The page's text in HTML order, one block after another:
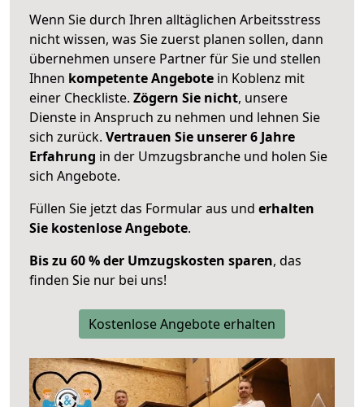
Wenn Sie durch Ihren alltäglichen Arbeitsstress
nicht wissen, was Sie zuerst planen sollen, dann
übernehmen unsere Partner für Sie und stellen
Ihnen kompetente Angebote in Koblenz mit
einer Checkliste. Zögern Sie nicht, unsere
Dienste in Anspruch zu nehmen und lehnen Sie
sich zurück. Vertrauen Sie unserer 6 Jahre
Erfahrung in der Umzugsbranche und holen Sie
sich Angebote.
Füllen Sie jetzt das Formular aus und erhalten
Sie kostenlose Angebote.
Bis zu 60 % der Umzugskosten sparen, das
finden Sie nur bei uns!
Kostenlose Angebote erhalten